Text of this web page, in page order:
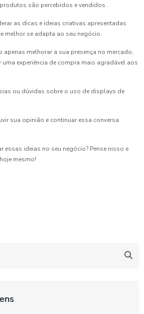
são percebidos e vendidos.
as dicas e ideias criativas apresentadas
melhor se adapta ao seu negócio.
apenas melhorar a sua presença no mercado,
experiência de compra mais agradável aos
ou dúvidas sobre o uso de displays de
sua opinião e continuar essa conversa
essas ideias no seu negócio? Pense nisso e
mesmo!